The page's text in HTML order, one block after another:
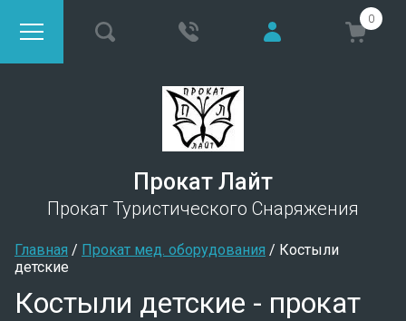
0
Прокат Лайт
Прокат Туристического Снаряжения
Главная / Прокат мед. оборудования / Костыли
детские
Костыли детские - прокат